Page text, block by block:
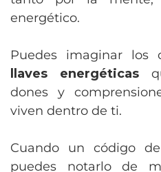
energético.
Puedes imaginar los
llaves energéticas
dones y
viven dentro de ti.
Cuando un código
puedes notarlo de